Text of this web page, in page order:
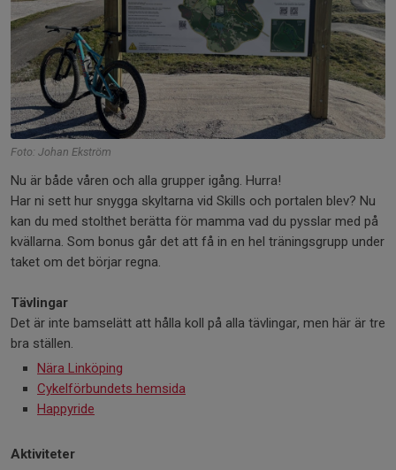
Foto: Johan Ekström
Nu är både våren och alla grupper igång. Hurra!
Har ni sett hur snygga skyltarna vid Skills och portalen blev? Nu
kan du med stolthet berätta för mamma vad du pysslar med på
kvällarna. Som bonus går det att få in en hel träningsgrupp under
taket om det börjar regna.
Tävlingar
Det är inte bamselätt att hålla koll på alla tävlingar, men här är tre
bra ställen.
Nära Linköping
Cykelförbundets hemsida
Happyride
Aktiviteter